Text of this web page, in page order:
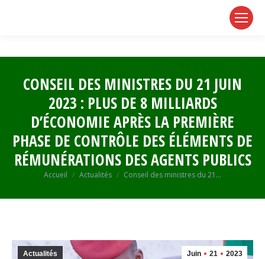
CONSEIL DES MINISTRES DU 21 JUIN
2023 : PLUS DE 8 MILLIARDS
D’ÉCONOMIE APRÈS LA PREMIÈRE
PHASE DE CONTRÔLE DES ÉLÉMENTS DE
RÉMUNÉRATIONS DES AGENTS PUBLICS
Vous êtes ici :
Accueil Actualités Conseil des ministres du 21…
Juin 21 2023
Actualités